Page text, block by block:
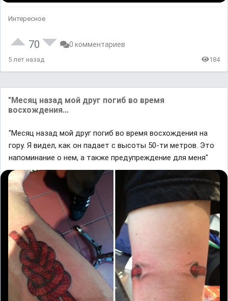
Интересное
70 0 комментариев
5 лет назад 184
"Месяц назад мой друг погиб во время
восхождения...
"Месяц назад мой друг погиб во время восхождения на
гору. Я видел, как он падает с высоты 50-ти метров. Это
напоминание о нем, а также предупреждение для меня"